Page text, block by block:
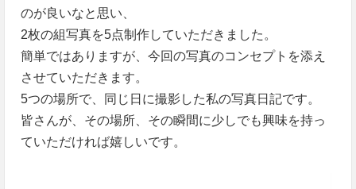
のが良いなと思い、
2枚の組写真を5点制作していただきました。
簡単ではありますが、今回の写真のコンセプトを添え
させていただきます。
5つの場所で、同じ日に撮影した私の写真日記です。
皆さんが、その場所、その瞬間に少しでも興味を持っ
ていただければ嬉しいです。